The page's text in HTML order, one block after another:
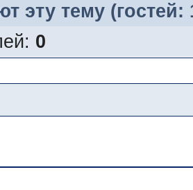
эту тему
0